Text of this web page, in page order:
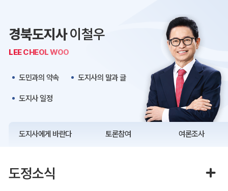
K보듬 6000
정보공개
경북도지사이철우
LEE CHEOL WOO
도민과의 약속 도지사의 말과 글
도지사 일정
도지사에게 바란다 토론참여 여론조사
도정소식